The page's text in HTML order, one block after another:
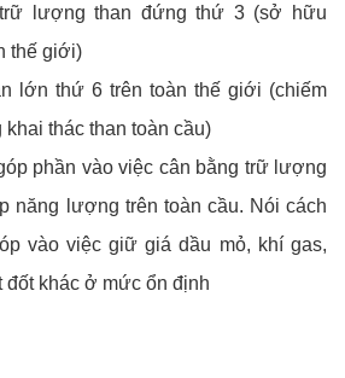
lượng than đứng thứ 3 (sở hữu
thế giới)
lớn thứ 6 trên toàn thế giới (chiếm
thác than toàn cầu)
phần vào việc cân bằng trữ lượng
năng lượng trên toàn cầu. Nói cách
vào việc giữ giá dầu mỏ, khí gas,
đốt khác ở mức ổn định